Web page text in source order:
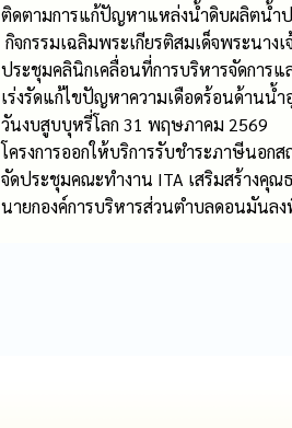
ติดตามการแก้ปัญหาแหล่งน้ำดิบผลิตน้ำ
กิจกรรมเฉลิมพระเกียรติสมเด็จพระนาง
ประชุมคลินิกเคลื่อนที่การบริหารจัดการ
เร่งรัดแก้ไขปัญหาความเดือดร้อนด้านน้ำ
วันงบสูบบุหรี่โลก 31 พฤษภาคม 2569
โครงการออกให้บริการรับชำระภาษีนอ
จัดประชุมคณะทำงาน ITA เสริมสร้างคุณ
นายกองค์การบริหารส่วนตำบลดอนมันล